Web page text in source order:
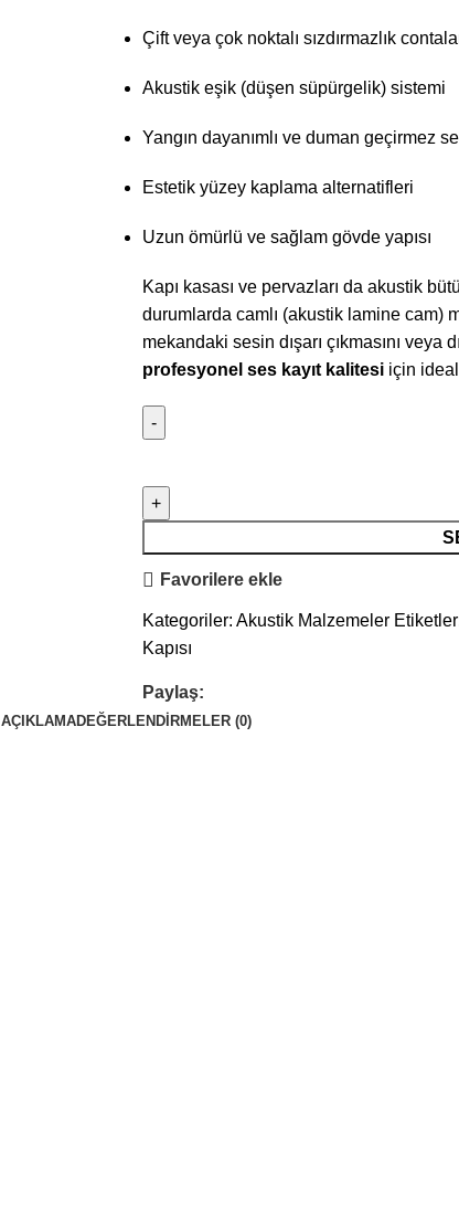
Çift veya çok noktalı sızdırmazlık
Akustik eşik (düşen süpürgelik) sistemi
Yangın dayanımlı ve duman geçirmez
Estetik yüzey kaplama alternatifleri
Uzun ömürlü ve sağlam gövde yapısı
Kapı kasası ve pervazları da akustik
durumlarda camlı (akustik lamine cam)
mekandaki sesin dışarı çıkmasını
profesyonel ses kayıt kalitesi için
Favorilere ekle
Kategoriler: Akustik Malzemeler
Kapısı
Paylaş:
AÇIKLAMADEĞERLENDIRMELER (0)